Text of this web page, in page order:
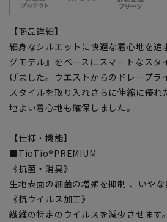
【商品詳細】
細身なシルエットに快適な着心地を追
グモデル』をベースにスマートなスタ
げました。ウエストからのドレープラ
スタイルを取り入れさらに伸縮に優れ
地よい着心地も確保しました。
【仕様・機能】
■TioTio®PREMIUM
《抗菌・消臭》
生地表面の細菌の増殖を抑制 、いやな
《抗ウイルス加工》
繊維の特定のウイルスを減少させます。